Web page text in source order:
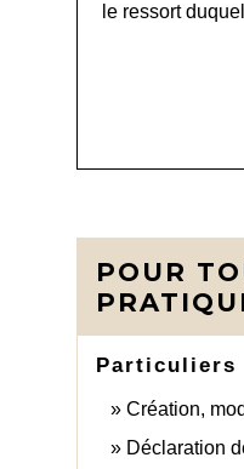
le ressort
POUR
Particuliers
Création,
Déclaration